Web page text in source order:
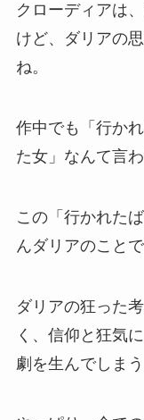
クローディアは
けど、ダリアの
ね。
作中でも「行か
た女」なんて言
この「行かれた
んダリアのことで
ダリアの狂った
く、信仰と狂気
劇を生んでしまう